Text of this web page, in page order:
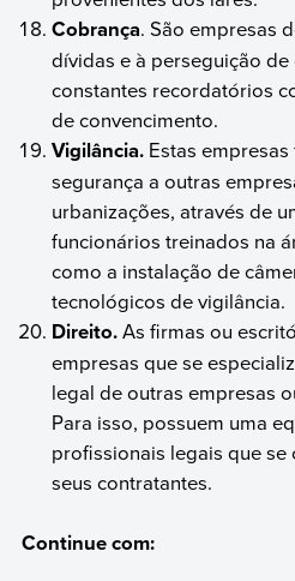
Cobrança. São empresas
dívidas e à perseguição
constantes recordatórios
de convencimento.
Vigilância. Estas
segurança a outras
urbanizações, através de
funcionários treinados na
como a instalação de
tecnológicos de vigilância.
Direito.As firmas ou
empresas que se
legal de outras empresas
Para isso, possuem uma
profissionais legais que
seus contratantes.
Continue com: